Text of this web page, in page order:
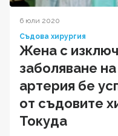
6 юли 2020
Съдова хирургия
Жена с
заболяване
артерия бе
от съдовите
Токуда